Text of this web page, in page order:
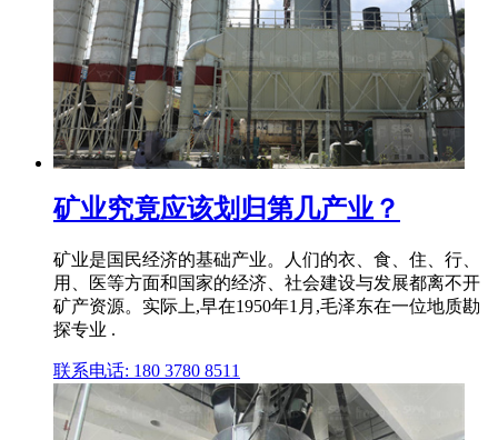
矿业究竟应该划归第几产业？
矿业是国民经济的基础产业。人们的衣、食、住、行、
用、医等方面和国家的经济、社会建设与发展都离不开
矿产资源。实际上,早在1950年1月,毛泽东在一位地质勘
探专业 .
联系电话: 180 3780 8511